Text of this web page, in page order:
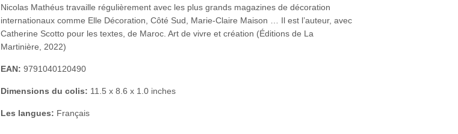
Nicolas Mathéus travaille régulièrement avec les plus grands magazines de décoration
internationaux comme Elle Décoration, Côté Sud, Marie-Claire Maison … Il est l’auteur, avec
Catherine Scotto pour les textes, de Maroc. Art de vivre et création (Éditions de La
Martinière, 2022)
EAN: 9791040120490
Dimensions du colis: 11.5 x 8.6 x 1.0 inches
Les langues: Français